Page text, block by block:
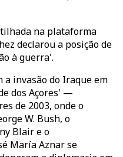
na plataforma
declarou a posição de
à guerra'.
a invasão do Iraque em
dos Açores' —
de 2003, onde o
W. Bush, o
Blair e o
María Aznar se